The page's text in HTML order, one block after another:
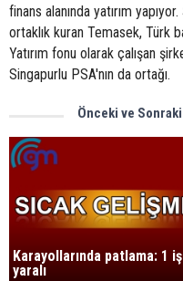
finans alanında yatırım
ortaklık kuran Temasek, Türk
Yatırım fonu olarak çalışan
Singapurlu PSA'nın da ortağı.
Önceki ve
Karayollarında patlama: 1
yaralı